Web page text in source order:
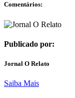
Comentários:
Publicado por:
Jornal O Relato
Saiba Mais